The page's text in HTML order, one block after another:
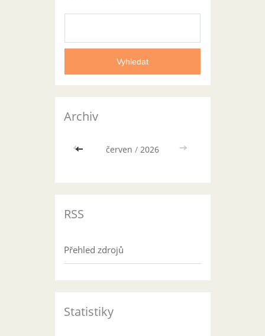
Archiv
<< červen / 2026 >>
RSS
Přehled zdrojů
Statistiky